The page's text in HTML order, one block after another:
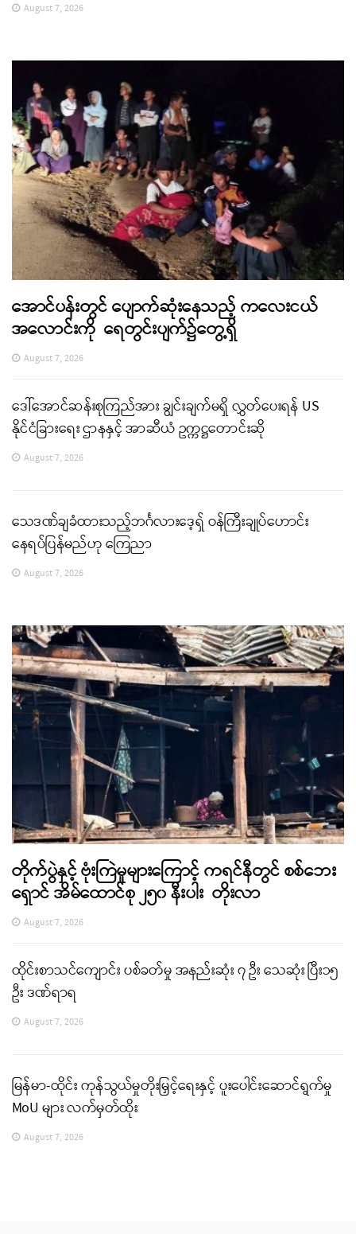
August 7, 2026
အောင်ပန်းတွင် ပျောက်ဆုံးနေသည့် ကလေးငယ်
အလောင်းကို ရေတွင်းပျက်၌တွေ့ရှိ
August 7, 2026
ဒေါ်အောင်ဆန်းစုကြည်အား ချွင်းချက်မရှိ လွှတ်ပေးရန် US
နိုင်ငံခြားရေး ဌာနနှင့် အာဆီယံ ဥက္ကဋ္ဌတောင်းဆို
August 7, 2026
သေဒဏ်ချခံထားသည့်ဘင်္ဂလားဒေ့ရှ် ဝန်ကြီးချုပ်ဟောင်း
နေရပ်ပြန်မည်ဟု ကြေညာ
August 7, 2026
တိုက်ပွဲနှင့် ဗုံးကြဲမှုများကြောင့် ကရင်နီတွင် စစ်ဘေး
ရှောင် အိမ်ထောင်စု ၂၅၀ နီးပါး တိုးလာ
August 7, 2026
ထိုင်းစာသင်ကျောင်း ပစ်ခတ်မှု အနည်းဆုံး ၇ ဦး သေဆုံး ပြီး၁၅
ဦး ဒဏ်ရာရ
August 7, 2026
မြန်မာ-ထိုင်း ကုန်သွယ်မှုတိုးမြှင့်ရေးနှင့် ပူးပေါင်းဆောင်ရွက်မှု
MoU များ လက်မှတ်ထိုး
August 7, 2026